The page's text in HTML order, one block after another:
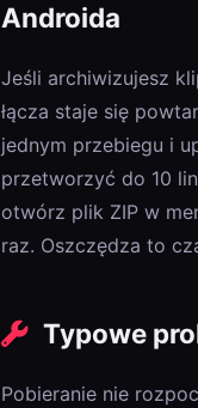
Androida
Jeśli archiwizujesz
łącza staje się
jednym przebiegu i
przetworzyć do 10
otwórz plik ZIP w
raz. Oszczędza to
Typowe
Pobieranie nie